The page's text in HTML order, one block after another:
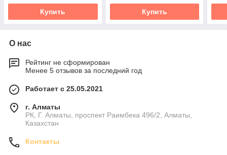
Купить Купить
О нас
Рейтинг не сформирован
Менее 5 отзывов за последний год
Работает с 25.05.2021
г. Алматы
РК, Г. Алматы, проспект Раимбека 496/2, Алматы,
Казахстан
Контакты